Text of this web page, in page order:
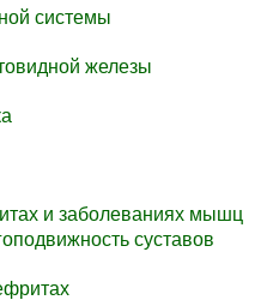
системы
железы
и заболеваниях мышц
суставов